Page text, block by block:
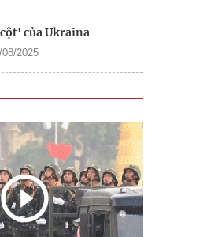
của Ukraina
08/2025